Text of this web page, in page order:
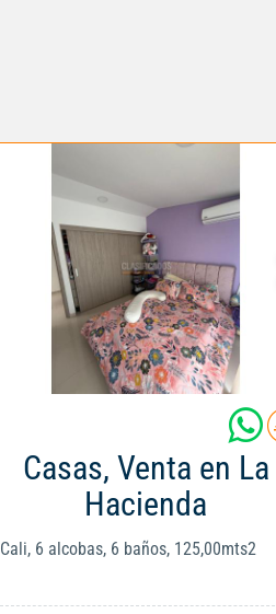
Casas, Venta en La
Hacienda
Cali, 6 alcobas, 6 baños, 125,00mts2